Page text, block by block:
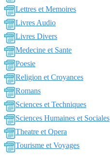
Lettres et Memoires
Livres Audio
Livres Divers
Medecine et Sante
Poesie
Religion et Croyances
Romans
Sciences et Techniques
Sciences Humaines et Sociales
Theatre et Opera
Tourisme et Voyages